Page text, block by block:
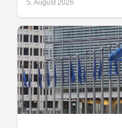
5. August 2026